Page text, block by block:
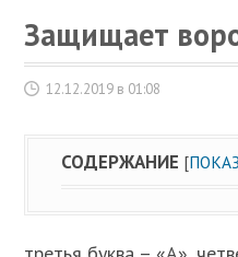
Защищает
12.12.2019 в 01:08
СОДЕРЖАНИЕ [